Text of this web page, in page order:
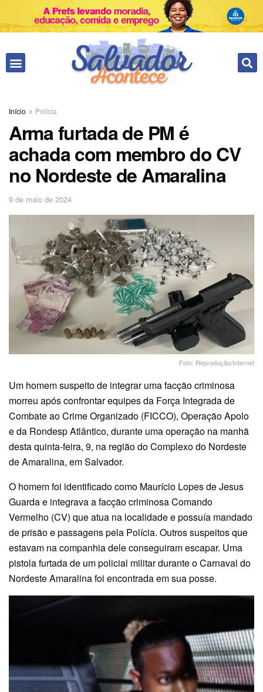
Início Polícia
Arma furtada de PM é
achada com membro do CV
no Nordeste de Amaralina
9 de maio de 2024
Foto: Reprodução/Internet
Um homem suspeito de integrar uma facção criminosa
morreu após confrontar equipes da Força Integrada de
Combate ao Crime Organizado (FICCO), Operação Apolo
e da Rondesp Atlântico, durante uma operação na manhã
desta quinta-feira, 9, na região do Complexo do Nordeste
de Amaralina, em Salvador.
O homem foi identificado como Maurício Lopes de Jesus
Guarda e integrava a facção criminosa Comando
Vermelho (CV) que atua na localidade e possuía mandado
de prisão e passagens pela Polícia. Outros suspeitos que
estavam na companhia dele conseguiram escapar. Uma
pistola furtada de um policial militar durante o Carnaval do
Nordeste Amaralina foi encontrada em sua posse.